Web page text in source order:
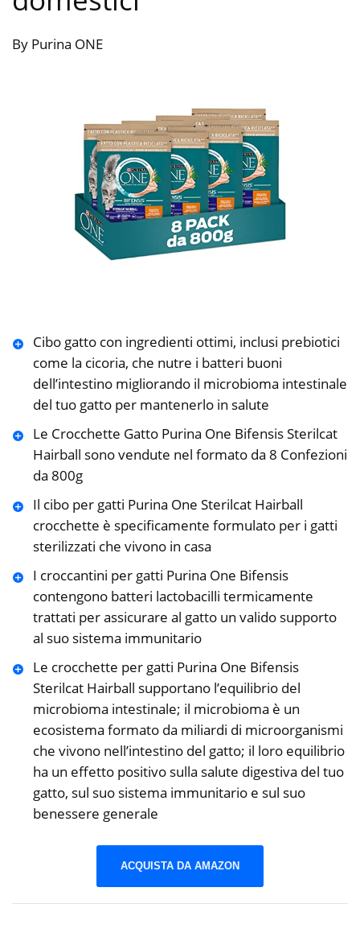
By Purina ONE
Cibo gatto con ingredienti ottimi, inclusi prebiotici
come la cicoria, che nutre i batteri buoni
dell’intestino migliorando il microbioma intestinale
del tuo gatto per mantenerlo in salute
Le Crocchette Gatto Purina One Bifensis Sterilcat
Hairball sono vendute nel formato da 8 Confezioni
da 800g
Il cibo per gatti Purina One Sterilcat Hairball
crocchette è specificamente formulato per i gatti
sterilizzati che vivono in casa
I croccantini per gatti Purina One Bifensis
contengono batteri lactobacilli termicamente
trattati per assicurare al gatto un valido supporto
al suo sistema immunitario
Le crocchette per gatti Purina One Bifensis
Sterilcat Hairball supportano l’equilibrio del
microbioma intestinale; il microbioma è un
ecosistema formato da miliardi di microorganismi
che vivono nell’intestino del gatto; il loro equilibrio
ha un effetto positivo sulla salute digestiva del tuo
gatto, sul suo sistema immunitario e sul suo
benessere generale
ACQUISTA DA AMAZON